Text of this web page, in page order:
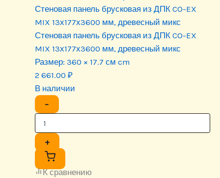
Стеновая панель брусковая из ДПК CO-EX
MIX 13х177х3600 мм, древесный микс
Стеновая панель брусковая из ДПК CO-EX
MIX 13х177х3600 мм, древесный микс
Размер: 360 × 17.7 см cm
2 661.00 ₽
В наличии
−
+
К сравнению